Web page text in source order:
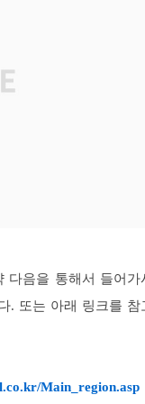
다음을 통해서 들어가
. 또는 아래 링크를 참
Main_region.asp